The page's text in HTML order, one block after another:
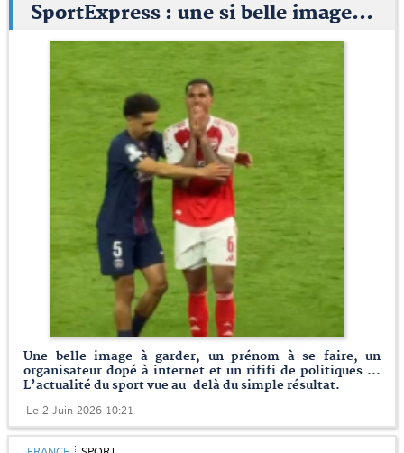
SportExpress : une si belle image...
Une belle image à garder, un prénom à se faire, un
organisateur dopé à internet et un rififi de politiques ...
L’actualité du sport vue au-delà du simple résultat.
Le 2 Juin 2026 10:21